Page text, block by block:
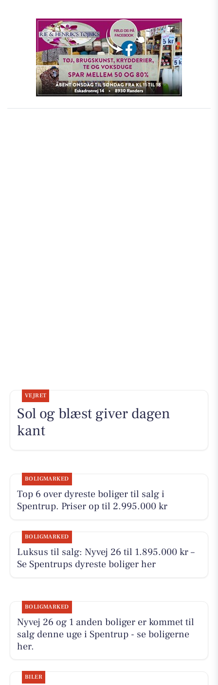
VEJRET
Sol og blæst giver dagen
kant
BOLIGMARKED
Top 6 over dyreste boliger til salg i
Spentrup. Priser op til 2.995.000 kr
BOLIGMARKED
Luksus til salg: Nyvej 26 til 1.895.000 kr –
Se Spentrups dyreste boliger her
BOLIGMARKED
Nyvej 26 og 1 anden boliger er kommet til
salg denne uge i Spentrup - se boligerne
her.
BILER